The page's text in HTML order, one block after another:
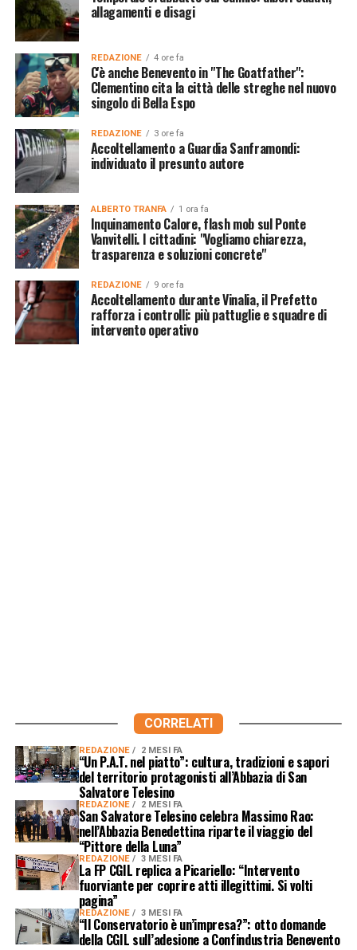
allagamenti e disagi
REDAZIONE 4 ore fa
C'è anche Benevento in "The Goatfather":
Clementino cita la città delle streghe nel nuovo
singolo di Bella Espo
REDAZIONE 3 ore fa
Accoltellamento a Guardia Sanframondi:
individuato il presunto autore
ALBERTO TRANFA 1 ora fa
Inquinamento Calore, flash mob sul Ponte
Vanvitelli. I cittadini: "Vogliamo chiarezza,
trasparenza e soluzioni concrete"
REDAZIONE 9 ore fa
Accoltellamento durante Vinalia, il Prefetto
rafforza i controlli: più pattuglie e squadre di
intervento operativo
CORRELATI
REDAZIONE 2 MESI FA
“Un P.A.T. nel piatto”: cultura, tradizioni e sapori
del territorio protagonisti all’Abbazia di San
Salvatore Telesino
REDAZIONE 2 MESI FA
San Salvatore Telesino celebra Massimo Rao:
nell’Abbazia Benedettina riparte il viaggio del
“Pittore della Luna”
REDAZIONE 3 MESI FA
La FP CGIL replica a Picariello: “Intervento
fuorviante per coprire atti illegittimi. Si volti
pagina”
REDAZIONE 3 MESI FA
“Il Conservatorio è un’impresa?”: otto domande
della CGIL sull’adesione a Confindustria Benevento